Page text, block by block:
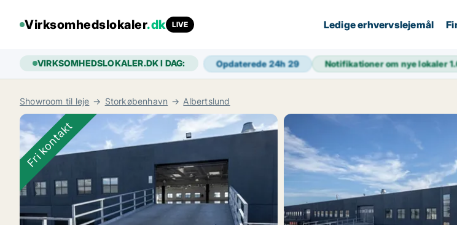
Virksomhedslokaler.dk LIVE Ledige erhvervslejemål
VIRKSOMHEDSLOKALER.DK I DAG: Opdaterede 24h 29 Notifikationer om nye lokaler
Showroom til leje Storkøbenhavn Albertslund
Fri kontakt